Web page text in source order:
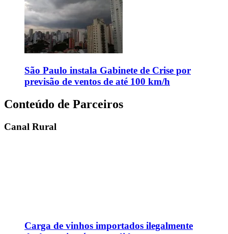
São Paulo instala Gabinete de Crise por
previsão de ventos de até 100 km/h
Conteúdo de Parceiros
Canal Rural
Carga de vinhos importados ilegalmente